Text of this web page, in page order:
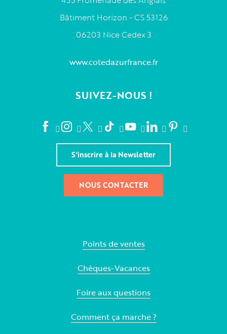
Bâtiment Horizon - CS 53126
06203 Nice Cedex 3
www.cotedazurfrance.fr
SUIVEZ-NOUS !
S'inscrire à la Newsletter
NOUS CONTACTER
Points de ventes
Chèques-Vacances
Foire aux questions
Comment ça marche ?